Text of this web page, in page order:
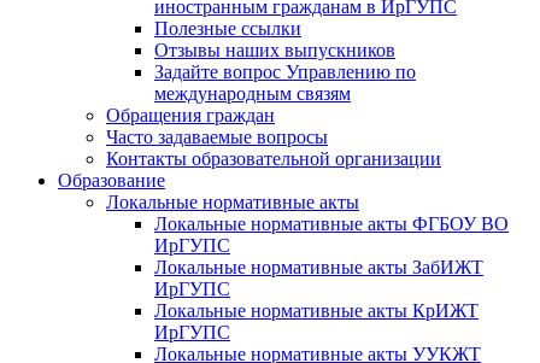
иностранным гражданам в ИрГУПС
Полезные ссылки
Отзывы наших выпускников
Задайте вопрос Управлению по
международным связям
Обращения граждан
Часто задаваемые вопросы
Контакты образовательной организации
Образование
Локальные нормативные акты
Локальные нормативные акты ФГБОУ ВО
ИрГУПС
Локальные нормативные акты ЗабИЖТ
ИрГУПС
Локальные нормативные акты КрИЖТ
ИрГУПС
Локальные нормативные акты УУКЖТ